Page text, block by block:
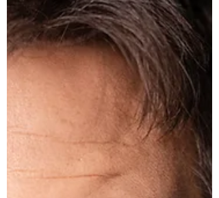
Strombörse regelmäßig die P